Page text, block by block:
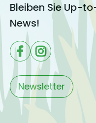
Bleiben Sie Up-
News!
Newsletter